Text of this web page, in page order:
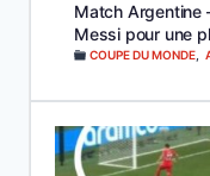
Match Argentine
Messi pour une
COUPE DU MONDE